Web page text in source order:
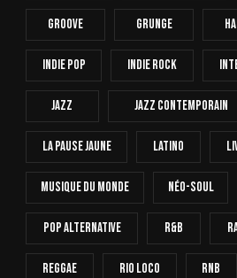
Groove Grunge
Indie Pop Indie Rock
Jazz Jazz Contemporain
La Pause Jaune Latino
Musique Du Monde Néo-Soul
Pop Alternative R&B
Reggae Rio Loco RnB